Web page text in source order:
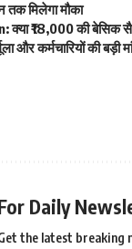
तक मिलेगा मौका
₹18,000 की बेसिक
और कर्मचारियों की बड़ी
Daily
the latest breaking